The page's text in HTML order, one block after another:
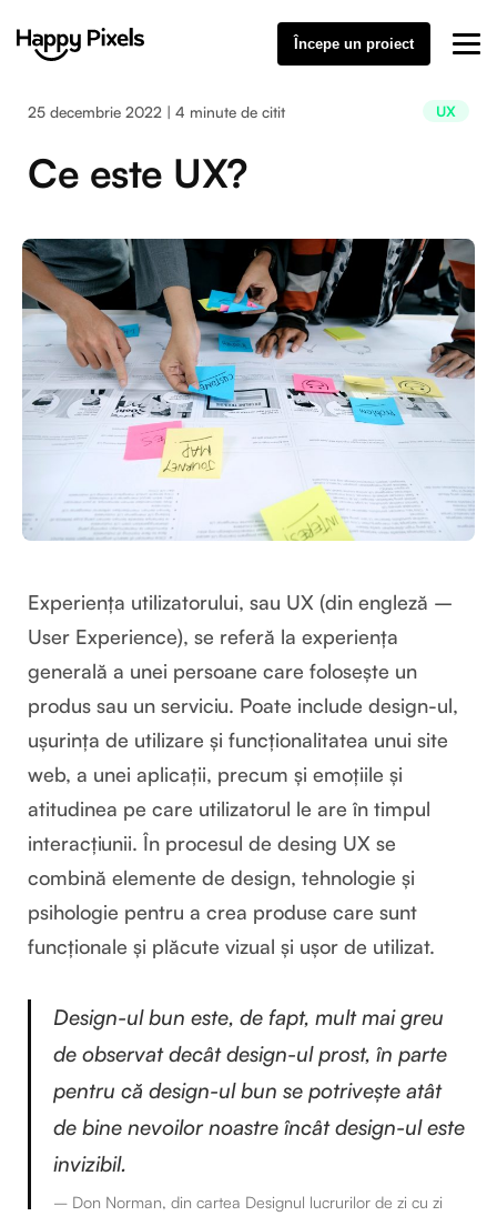
Începe un proiect
25 decembrie 2022 | 4 minute de citit UX
Ce este UX?
Experiența utilizatorului, sau UX (din engleză –
User Experience), se referă la experiența
generală a unei persoane care folosește un
produs sau un serviciu. Poate include design-ul,
ușurința de utilizare și funcționalitatea unui site
web, a unei aplicații, precum și emoțiile și
atitudinea pe care utilizatorul le are în timpul
interacțiunii. În procesul de desing UX se
combină elemente de design, tehnologie și
psihologie pentru a crea produse care sunt
funcționale și plăcute vizual și ușor de utilizat.
Design-ul bun este, de fapt, mult mai greu
de observat decât design-ul prost, în parte
pentru că design-ul bun se potrivește atât
de bine nevoilor noastre încât design-ul este
invizibil.
– Don Norman, din cartea Designul lucrurilor de zi cu zi